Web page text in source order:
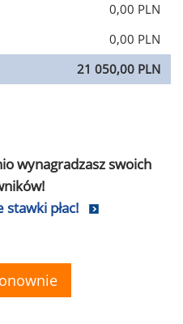
0,00 PLN
0,00 PLN
21 050,00 PLN
wynagradzasz swoich
płac!